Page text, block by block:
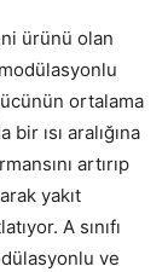
ürünü olan
ortalama
ısı aralığına
artırıp
yakıt
A sınıfı
ve